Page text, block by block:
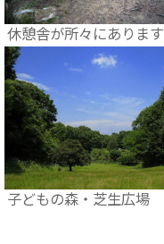
休憩舎が所々にあります
子どもの森・芝生広場